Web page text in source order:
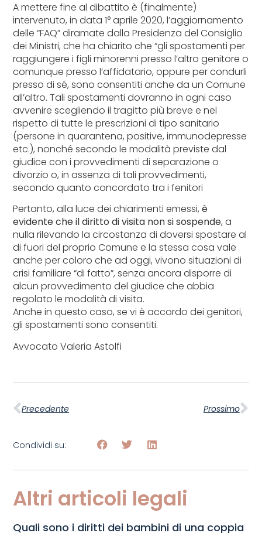
A mettere fine al dibattito è (finalmente)
intervenuto, in data 1° aprile 2020, l’aggiornamento
delle “FAQ” diramate dalla Presidenza del Consiglio
dei Ministri, che ha chiarito che “gli spostamenti per
raggiungere i figli minorenni presso l’altro genitore o
comunque presso l’affidatario, oppure per condurli
presso di sé, sono consentiti anche da un Comune
all’altro. Tali spostamenti dovranno in ogni caso
avvenire scegliendo il tragitto più breve e nel
rispetto di tutte le prescrizioni di tipo sanitario
(persone in quarantena, positive, immunodepresse
etc.), nonché secondo le modalità previste dal
giudice con i provvedimenti di separazione o
divorzio o, in assenza di tali provvedimenti,
secondo quanto concordato tra i fenitori
Pertanto, alla luce dei chiarimenti emessi,è
evidente che il diritto di visita non si sospende, a
nulla rilevando la circostanza di doversi spostare al
di fuori del proprio Comune e la stessa cosa vale
anche per coloro che ad oggi, vivono situazioni di
crisi familiare “di fatto”, senza ancora disporre di
alcun provvedimento del giudice che abbia
regolato le modalità di visita.
Anche in questo caso, se vi è accordo dei genitori,
gli spostamenti sono consentiti.
Avvocato Valeria Astolfi
Precedente Prossimo
Condividi su:
Altri articoli legali
Quali sono i diritti dei bambini di una coppia